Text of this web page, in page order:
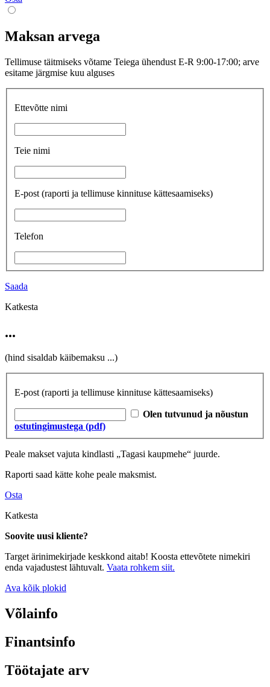
Maksan arvega
Tellimuse täitmiseks võtame Teiega ühendust E-R 9:00-17:00; arve
esitame järgmise kuu alguses
Ettevõtte nimi
Teie nimi
E-post (raporti ja tellimuse kinnituse kättesaamiseks)
Telefon
Saada
Katkesta
...
(hind sisaldab käibemaksu ...)
E-post (raporti ja tellimuse kinnituse kättesaamiseks)
Olen tutvunud ja nõustun
ostutingimustega (pdf)
Peale makset vajuta kindlasti „Tagasi kaupmehe“ juurde.
Raporti saad kätte kohe peale maksmist.
Osta
Katkesta
Soovite uusi kliente?
Target ärinimekirjade keskkond aitab! Koosta ettevõtete nimekiri
enda vajadustest lähtuvalt. Vaata rohkem siit.
Ava kõik plokid
Võlainfo
Finantsinfo
Töötajate arv